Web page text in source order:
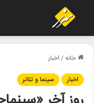
خانه/اخبار
اخبار
سینما و تئاتر